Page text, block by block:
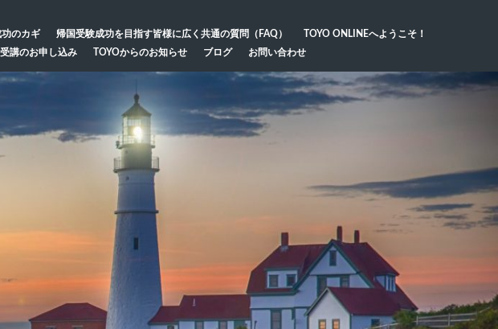
功のカギ 帰国受験成功を目指す皆様に広く共通の質問（FAQ）
TOYO ONLINEへようこそ！
講のお申し込み TOYOからのお知らせ ブログ お問い合わせ